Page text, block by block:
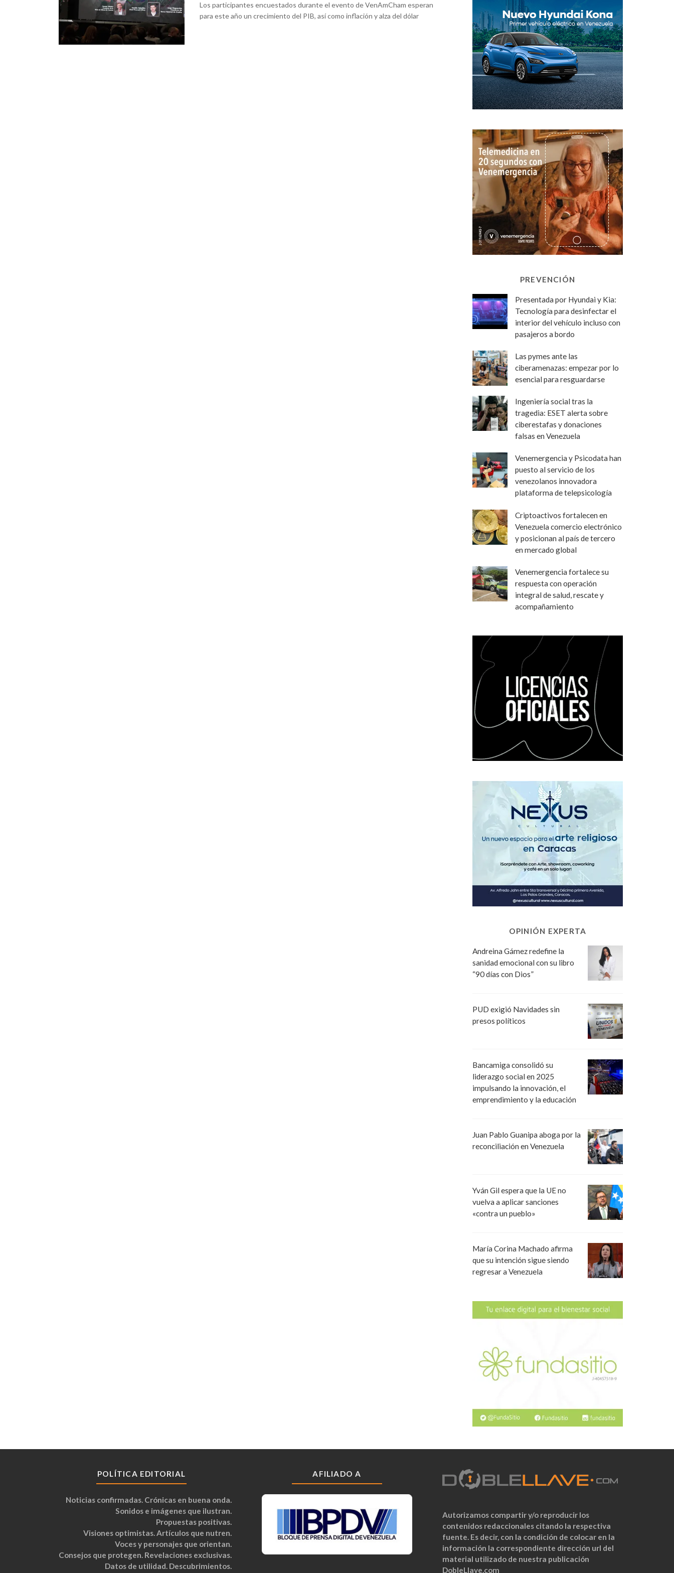
Los participantes encuestados durante el evento de VenAmCham esperan
para este año un crecimiento del PIB, así como inflación y alza del dólar
PREVENCIÓN
Presentada por Hyundai y Kia:
Tecnología para desinfectar el
interior del vehículo incluso con
pasajeros a bordo
Las pymes ante las
ciberamenazas: empezar por lo
esencial para resguardarse
Ingeniería social tras la
tragedia: ESET alerta sobre
ciberestafas y donaciones
falsas en Venezuela
Venemergencia y Psicodata han
puesto al servicio de los
venezolanos innovadora
plataforma de telepsicología
Criptoactivos fortalecen en
Venezuela comercio electrónico
y posicionan al país de tercero
en mercado global
Venemergencia fortalece su
respuesta con operación
integral de salud, rescate y
acompañamiento
OPINIÓN EXPERTA
Andreina Gámez redefine la
sanidad emocional con su libro
“90 días con Dios”
PUD exigió Navidades sin
presos políticos
Bancamiga consolidó su
liderazgo social en 2025
impulsando la innovación, el
emprendimiento y la educación
Juan Pablo Guanipa aboga por la
reconciliación en Venezuela
Yván Gil espera que la UE no
vuelva a aplicar sanciones
«contra un pueblo»
María Corina Machado afirma
que su intención sigue siendo
regresar a Venezuela
POLÍTICA EDITORIAL
Noticias confirmadas. Crónicas en buena onda.
Sonidos e imágenes que ilustran.
Propuestas positivas.
Visiones optimistas. Artículos que nutren.
Voces y personajes que orientan.
Consejos que protegen. Revelaciones exclusivas.
Datos de utilidad. Descubrimientos.
AFILIADO A
Autorizamos compartir y/o reproducir los
contenidos redaccionales citando la respectiva
fuente. Es decir, con la condición de colocar en la
información la correspondiente dirección url del
material utilizado de nuestra publicación
DobleLlave.com